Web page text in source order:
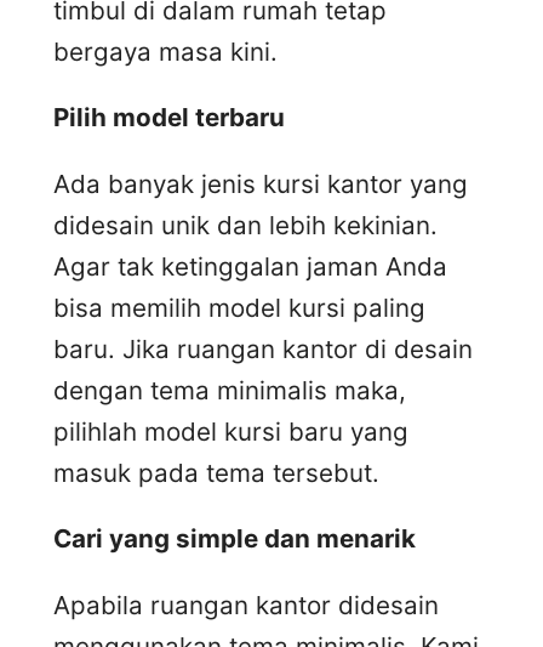
timbul di dalam rumah tetap
bergaya masa kini.
Pilih model terbaru
Ada banyak jenis kursi kantor yang
didesain unik dan lebih kekinian.
Agar tak ketinggalan jaman Anda
bisa memilih model kursi paling
baru. Jika ruangan kantor di desain
dengan tema minimalis maka,
pilihlah model kursi baru yang
masuk pada tema tersebut.
Cari yang simple dan menarik
Apabila ruangan kantor didesain